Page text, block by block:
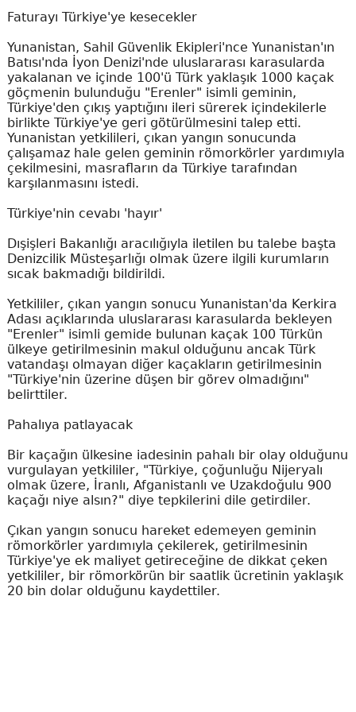
Faturayı Türkiye'ye kesecekler
Yunanistan, Sahil Güvenlik Ekipleri'nce Yunanistan'ın
Batısı'nda İyon Denizi'nde uluslararası karasularda
yakalanan ve içinde 100'ü Türk yaklaşık 1000 kaçak
göçmenin bulunduğu "Erenler" isimli geminin,
Türkiye'den çıkış yaptığını ileri sürerek içindekilerle
birlikte Türkiye'ye geri götürülmesini talep etti.
Yunanistan yetkilileri, çıkan yangın sonucunda
çalışamaz hale gelen geminin römorkörler yardımıyla
çekilmesini, masrafların da Türkiye tarafından
karşılanmasını istedi.
Türkiye'nin cevabı 'hayır'
Dışişleri Bakanlığı aracılığıyla iletilen bu talebe başta
Denizcilik Müsteşarlığı olmak üzere ilgili kurumların
sıcak bakmadığı bildirildi.
Yetkililer, çıkan yangın sonucu Yunanistan'da Kerkira
Adası açıklarında uluslararası karasularda bekleyen
"Erenler" isimli gemide bulunan kaçak 100 Türkün
ülkeye getirilmesinin makul olduğunu ancak Türk
vatandaşı olmayan diğer kaçakların getirilmesinin
"Türkiye'nin üzerine düşen bir görev olmadığını"
belirttiler.
Pahalıya patlayacak
Bir kaçağın ülkesine iadesinin pahalı bir olay olduğunu
vurgulayan yetkililer, "Türkiye, çoğunluğu Nijeryalı
olmak üzere, İranlı, Afganistanlı ve Uzakdoğulu 900
kaçağı niye alsın?" diye tepkilerini dile getirdiler.
Çıkan yangın sonucu hareket edemeyen geminin
römorkörler yardımıyla çekilerek, getirilmesinin
Türkiye'ye ek maliyet getireceğine de dikkat çeken
yetkililer, bir römorkörün bir saatlik ücretinin yaklaşık
20 bin dolar olduğunu kaydettiler.